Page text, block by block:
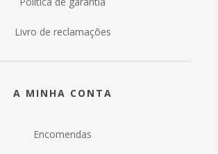
Livro de reclamações
A MINHA CONTA
Encomendas